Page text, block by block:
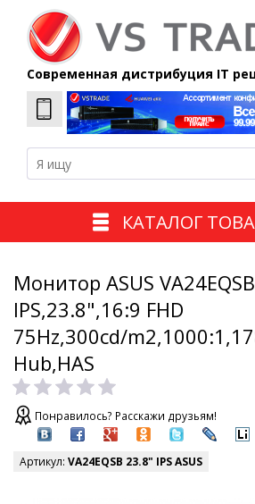
Современная дистрибуция IT
КАТАЛОГ
Монитор ASUS VA24EQSB
IPS,23.8",16:9 FHD
75Hz,300cd/
Hub,HAS
Понравилось? Расскажи друзьям!
Артикул: VA24EQSB 23.8" IPS ASUS